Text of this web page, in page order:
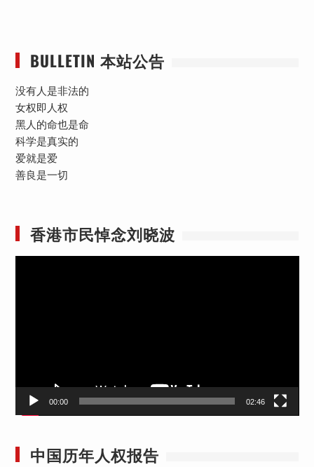
BULLETIN 本站公告
没有人是非法的
女权即人权
黑人的命也是命
科学是真实的
爱就是爱
善良是一切
香港市民悼念刘晓波
00:00 02:46
中国历年人权报告